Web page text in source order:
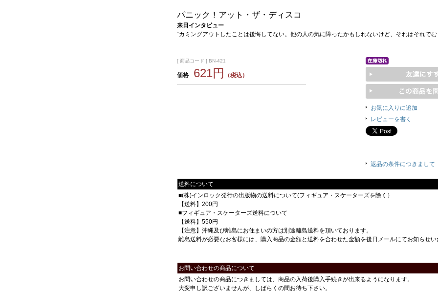
パニック！アット・ザ・ディスコ
来日インタビュー
“カミングアウトしたことは後悔してない。他の人の気に障ったかもしれないけど、それはそれで
[ 商品コード ] BN-421
価格 621円 （税込）
お気に入りに追加
レビューを書く
返品の条件につきまして
送料について
■(株)インロック発行の出版物の送料について(フィギュア・スケーターズを除く）
【送料】200円
■フィギュア・スケーターズ送料について
【送料】550円
【注意】沖縄及び離島にお住まいの方は別途離島送料を頂いております。
離島送料が必要なお客様には、購入商品の金額と送料を合わせた金額を後日メールにてお知らせい
お問い合わせの商品について
お問い合わせの商品につきましては、商品の入荷後購入手続きが出来るようになります。
大変申し訳ございませんが、しばらくの間お待ち下さい。